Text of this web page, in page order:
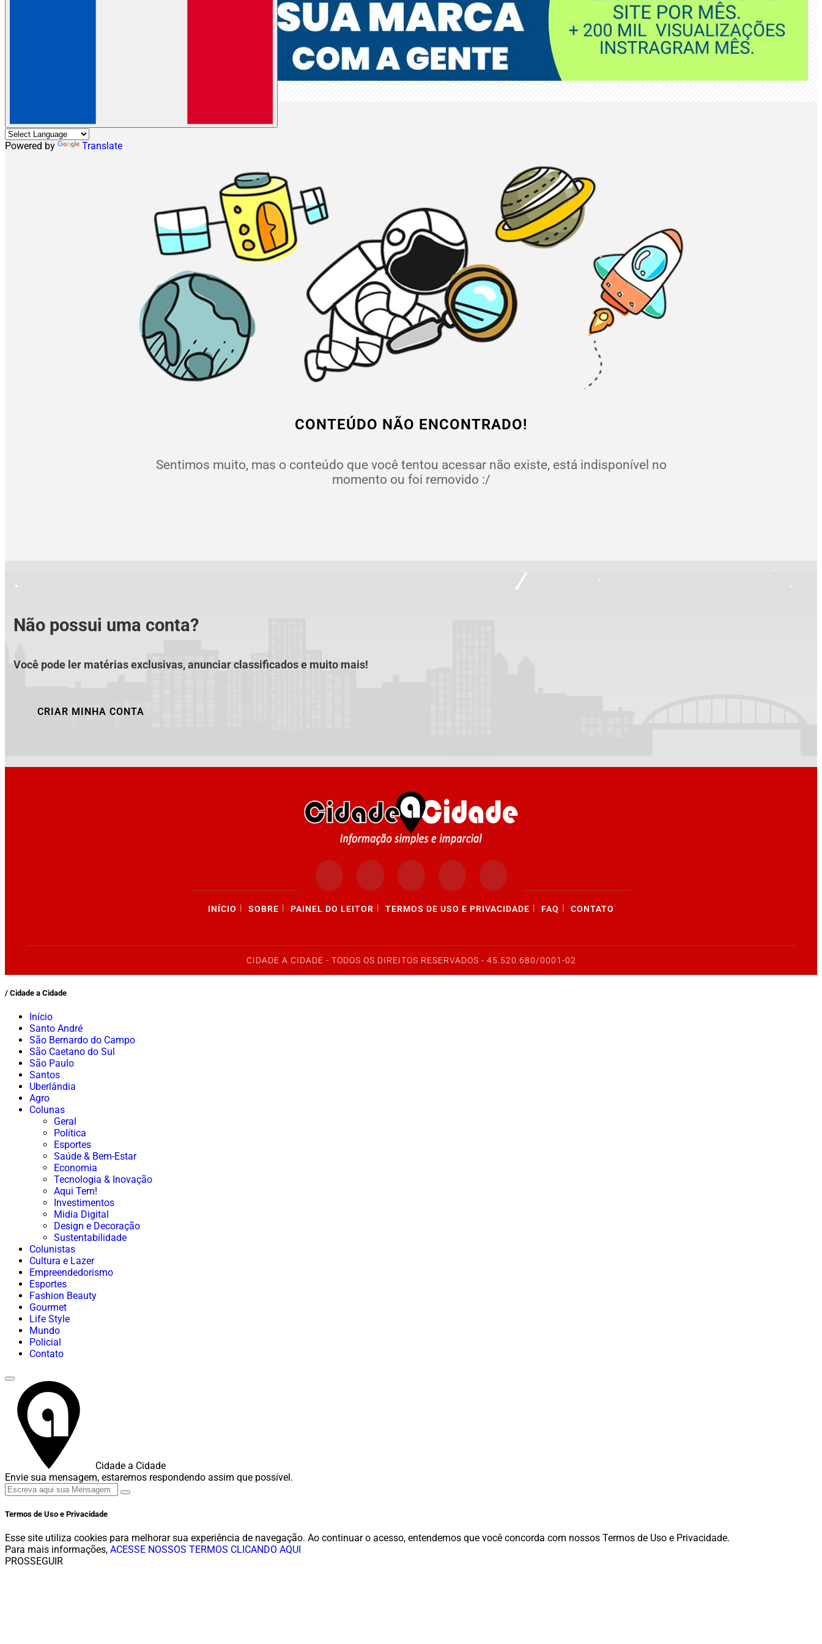
Powered by Translate
CONTEÚDO NÃO ENCONTRADO!
Sentimos muito, mas o conteúdo que você tentou acessar não existe, está indisponível no
momento ou foi removido :/
Não possui uma conta?
Você pode ler matérias exclusivas, anunciar classificados e muito mais!
CRIAR MINHA CONTA
INÍCIO | SOBRE | PAINEL DO LEITOR | TERMOS DE USO E PRIVACIDADE | FAQ | CONTATO
CIDADE A CIDADE - TODOS OS DIREITOS RESERVADOS - 45.520.680/0001-02
/ Cidade a Cidade
Início
Santo André
São Bernardo do Campo
São Caetano do Sul
São Paulo
Santos
Uberlândia
Agro
Colunas
Geral
Política
Esportes
Saúde & Bem-Estar
Economia
Tecnologia & Inovação
Aqui Tem!
Investimentos
Midia Digital
Design e Decoração
Sustentabilidade
Colunistas
Cultura e Lazer
Empreendedorismo
Esportes
Fashion Beauty
Gourmet
Life Style
Mundo
Policial
Contato
Cidade a Cidade
Envie sua mensagem, estaremos respondendo assim que possível.
Termos de Uso e Privacidade
Esse site utiliza cookies para melhorar sua experiência de navegação. Ao continuar o acesso, entendemos que você concorda com nossos Termos de Uso e Privacidade.
Para mais informações, ACESSE NOSSOS TERMOS CLICANDO AQUI
PROSSEGUIR